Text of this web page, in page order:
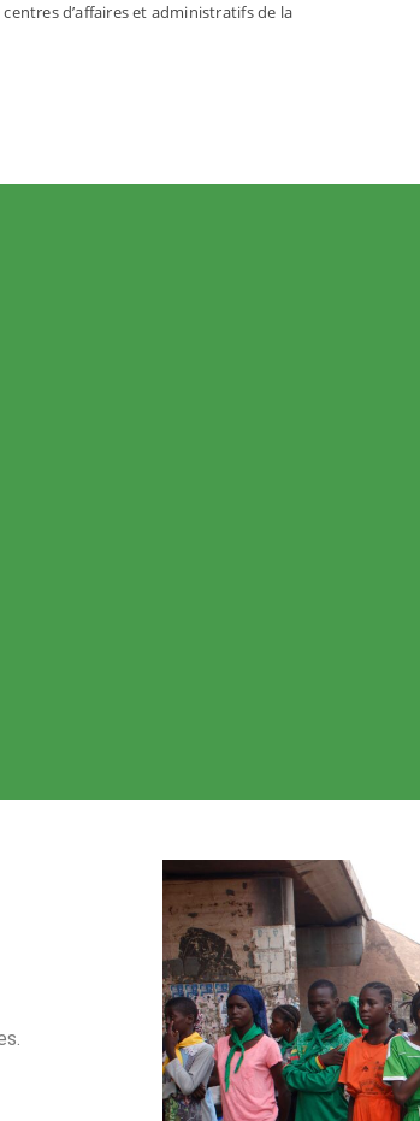
d’affaires et administratifs de la